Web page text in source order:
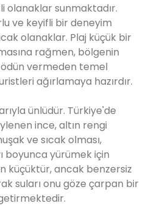
olanaklar sunmaktadır.
ve keyifli bir deneyim
olanaklar. Plaj küçük bir
rağmen, bölgenin
vermeden temel
ağırlamaya hazırdır.
ünlüdür. Türkiye'de
ince, altın rengi
ve sıcak olması,
boyunca yürümek için
küçüktür, ancak benzersiz
suları onu göze çarpan bir